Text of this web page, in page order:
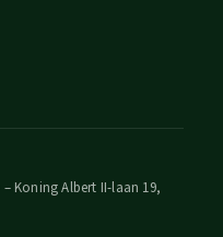
– Koning Albert II-laan 19,